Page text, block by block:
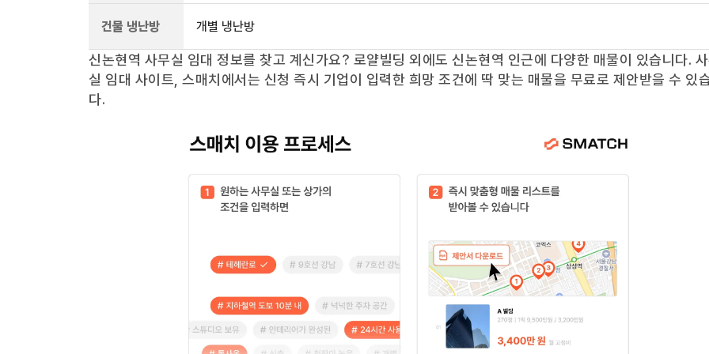
건물 냉난방 개별 냉난방
신논현역 사무실 임대 정보를 찾고 계신가요? 로얄빌딩 외에도 신논현역 인근에 다양한 매물이 있습니다.
실 임대 사이트, 스매치에서는 신청 즉시 기업이 입력한 희망 조건에 딱 맞는 매물을 무료로 제안받을 수 있
다.